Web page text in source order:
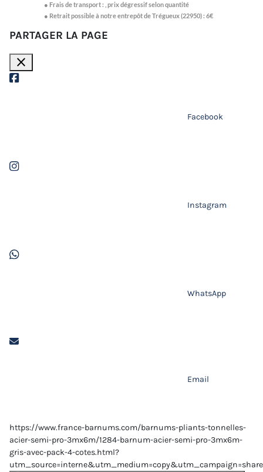
● Frais de transport : prix dégressif selon quantité
● Retrait possible à notre entrepôt de Trégueux (22950) : 6€
PARTAGER LA PAGE
close
Facebook
Instagram
WhatsApp
Email
https://www.france-barnums.com/barnums-pliants-tonnelles-
acier-semi-pro-3mx6m/1284-barnum-acier-semi-pro-3mx6m-
gris-avec-pack-4-cotes.html?